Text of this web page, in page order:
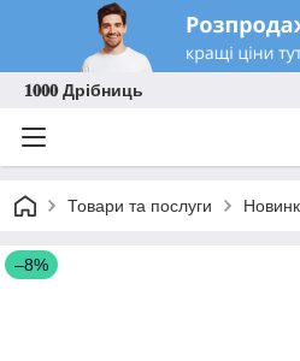
𝟏𝟎𝟎𝟎 Дрібниць
Товари та послуги
–8%